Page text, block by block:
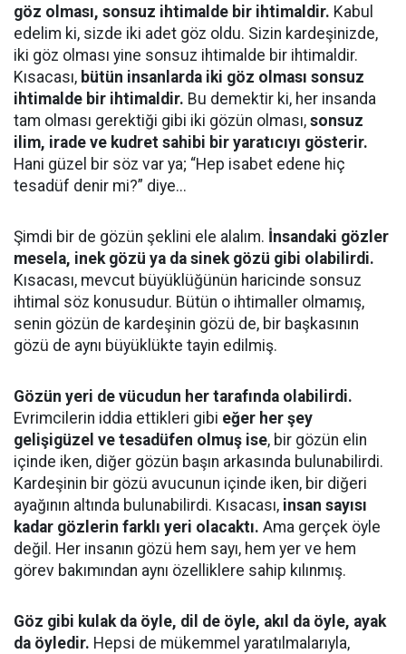
göz olması, sonsuz ihtimalde bir ihtimaldir. Kabul
edelim ki, sizde iki adet göz oldu. Sizin kardeşinizde,
iki göz olması yine sonsuz ihtimalde bir ihtimaldir.
Kısacası, bütün insanlarda iki göz olması sonsuz
ihtimalde bir ihtimaldir. Bu demektir ki, her insanda
tam olması gerektiği gibi iki gözün olması, sonsuz
ilim, irade ve kudret sahibi bir yaratıcıyı gösterir.
Hani güzel bir söz var ya; “Hep isabet edene hiç
tesadüf denir mi?” diye...
Şimdi bir de gözün şeklini ele alalım. İnsandaki gözler
mesela, inek gözü ya da sinek gözü gibi olabilirdi.
Kısacası, mevcut büyüklüğünün haricinde sonsuz
ihtimal söz konusudur. Bütün o ihtimaller olmamış,
senin gözün de kardeşinin gözü de, bir başkasının
gözü de aynı büyüklükte tayin edilmiş.
Gözün yeri de vücudun her tarafında olabilirdi.
Evrimcilerin iddia ettikleri gibi eğer her şey
gelişigüzel ve tesadüfen olmuş ise, bir gözün elin
içinde iken, diğer gözün başın arkasında bulunabilirdi.
Kardeşinin bir gözü avucunun içinde iken, bir diğeri
ayağının altında bulunabilirdi. Kısacası, insan sayısı
kadar gözlerin farklı yeri olacaktı. Ama gerçek öyle
değil. Her insanın gözü hem sayı, hem yer ve hem
görev bakımından aynı özelliklere sahip kılınmış.
Göz gibi kulak da öyle, dil de öyle, akıl da öyle, ayak
da öyledir. Hepsi de mükemmel yaratılmalarıyla,